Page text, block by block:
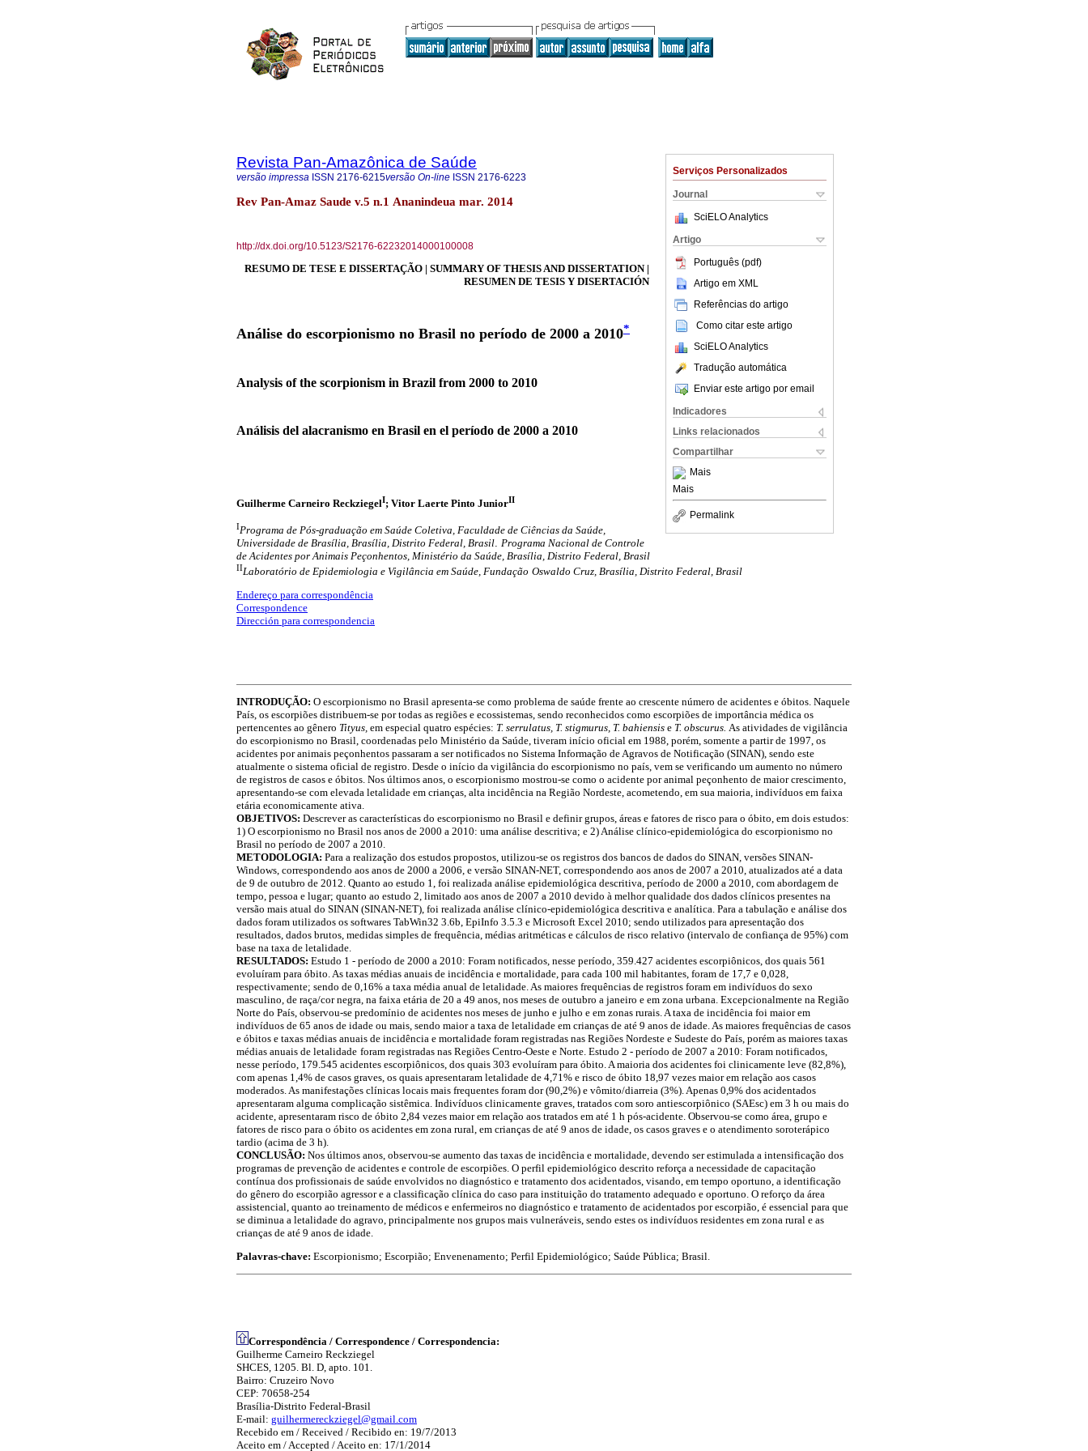
Serviços Personalizados
Journal
SciELO Analytics
Artigo
Português (pdf)
Artigo em XML
Referências do artigo
Como citar este artigo
SciELO Analytics
Tradução automática
Enviar este artigo por email
Indicadores
Links relacionados
Compartilhar
Mais
Mais
Permalink
Revista Pan-Amazônica de Saúde
versão impressa ISSN 2176-6215versão On-line ISSN 2176-6223
Rev Pan-Amaz Saude v.5 n.1 Ananindeua mar. 2014
http://dx.doi.org/10.5123/S2176-62232014000100008
RESUMO DE TESE E DISSERTAÇÃO | SUMMARY OF THESIS AND DISSERTATION |
RESUMEN DE TESIS Y DISERTACIÓN
Análise do escorpionismo no Brasil no período de 2000 a 2010*
Analysis of the scorpionism in Brazil from 2000 to 2010
Análisis del alacranismo en Brasil en el período de 2000 a 2010
Guilherme Carneiro ReckziegelI; Vitor Laerte Pinto JuniorII
IPrograma de Pós-graduação em Saúde Coletiva, Faculdade de Ciências da Saúde,
Universidade de Brasília, Brasília, Distrito Federal, Brasil Programa Nacional de Controle
de Acidentes por Animais Peçonhentos, Ministério da Saúde, Brasília, Distrito Federal, Brasil
IILaboratório de Epidemiologia e Vigilância em Saúde, Fundação Oswaldo Cruz, Brasília, Distrito Federal, Brasil
Endereço para correspondência
Correspondence
Dirección para correspondencia
INTRODUÇÃO: O escorpionismo no Brasil apresenta-se como problema de saúde frente ao crescente número de acidentes e óbitos. Naquele
País, os escorpiões distribuem-se por todas as regiões e ecossistemas, sendo reconhecidos como escorpiões de importância médica os
pertencentes ao gênero Tityus, em especial quatro espécies: T. serrulatus, T. stigmurus, T. bahiensis e T. obscurus. As atividades de vigilância
do escorpionismo no Brasil, coordenadas pelo Ministério da Saúde, tiveram início oficial em 1988, porém, somente a partir de 1997, os
acidentes por animais peçonhentos passaram a ser notificados no Sistema Informação de Agravos de Notificação (SINAN), sendo este
atualmente o sistema oficial de registro. Desde o início da vigilância do escorpionismo no país, vem se verificando um aumento no número
de registros de casos e óbitos. Nos últimos anos, o escorpionismo mostrou-se como o acidente por animal peçonhento de maior crescimento,
apresentando-se com elevada letalidade em crianças, alta incidência na Região Nordeste, acometendo, em sua maioria, indivíduos em faixa
etária economicamente ativa.
OBJETIVOS: Descrever as características do escorpionismo no Brasil e definir grupos, áreas e fatores de risco para o óbito, em dois estudos:
1) O escorpionismo no Brasil nos anos de 2000 a 2010: uma análise descritiva; e 2) Análise clínico-epidemiológica do escorpionismo no
Brasil no período de 2007 a 2010.
METODOLOGIA: Para a realização dos estudos propostos, utilizou-se os registros dos bancos de dados do SINAN, versões SINAN-
Windows, correspondendo aos anos de 2000 a 2006, e versão SINAN-NET, correspondendo aos anos de 2007 a 2010, atualizados até a data
de 9 de outubro de 2012. Quanto ao estudo 1, foi realizada análise epidemiológica descritiva, período de 2000 a 2010, com abordagem de
tempo, pessoa e lugar; quanto ao estudo 2, limitado aos anos de 2007 a 2010 devido à melhor qualidade dos dados clínicos presentes na
versão mais atual do SINAN (SINAN-NET), foi realizada análise clínico-epidemiológica descritiva e analítica. Para a tabulação e análise dos
dados foram utilizados os softwares TabWin32 3.6b, EpiInfo 3.5.3 e Microsoft Excel 2010; sendo utilizados para apresentação dos
resultados, dados brutos, medidas simples de frequência, médias aritméticas e cálculos de risco relativo (intervalo de confiança de 95%) com
base na taxa de letalidade.
RESULTADOS: Estudo 1 - período de 2000 a 2010: Foram notificados, nesse período, 359.427 acidentes escorpiônicos, dos quais 561
evoluíram para óbito. As taxas médias anuais de incidência e mortalidade, para cada 100 mil habitantes, foram de 17,7 e 0,028,
respectivamente; sendo de 0,16% a taxa média anual de letalidade. As maiores frequências de registros foram em indivíduos do sexo
masculino, de raça/cor negra, na faixa etária de 20 a 49 anos, nos meses de outubro a janeiro e em zona urbana. Excepcionalmente na Região
Norte do País, observou-se predomínio de acidentes nos meses de junho e julho e em zonas rurais. A taxa de incidência foi maior em
indivíduos de 65 anos de idade ou mais, sendo maior a taxa de letalidade em crianças de até 9 anos de idade. As maiores frequências de casos
e óbitos e taxas médias anuais de incidência e mortalidade foram registradas nas Regiões Nordeste e Sudeste do País, porém as maiores taxas
médias anuais de letalidade foram registradas nas Regiões Centro-Oeste e Norte. Estudo 2 - período de 2007 a 2010: Foram notificados,
nesse período, 179.545 acidentes escorpiônicos, dos quais 303 evoluíram para óbito. A maioria dos acidentes foi clinicamente leve (82,8%),
com apenas 1,4% de casos graves, os quais apresentaram letalidade de 4,71% e risco de óbito 18,97 vezes maior em relação aos casos
moderados. As manifestações clínicas locais mais frequentes foram dor (90,2%) e vômito/diarreia (3%). Apenas 0,9% dos acidentados
apresentaram alguma complicação sistêmica. Indivíduos clinicamente graves, tratados com soro antiescorpiônico (SAEsc) em 3 h ou mais do
acidente, apresentaram risco de óbito 2,84 vezes maior em relação aos tratados em até 1 h pós-acidente. Observou-se como área, grupo e
fatores de risco para o óbito os acidentes em zona rural, em crianças de até 9 anos de idade, os casos graves e o atendimento soroterápico
tardio (acima de 3 h).
CONCLUSÃO: Nos últimos anos, observou-se aumento das taxas de incidência e mortalidade, devendo ser estimulada a intensificação dos
programas de prevenção de acidentes e controle de escorpiões. O perfil epidemiológico descrito reforça a necessidade de capacitação
contínua dos profissionais de saúde envolvidos no diagnóstico e tratamento dos acidentados, visando, em tempo oportuno, a identificação
do gênero do escorpião agressor e a classificação clínica do caso para instituição do tratamento adequado e oportuno. O reforço da área
assistencial, quanto ao treinamento de médicos e enfermeiros no diagnóstico e tratamento de acidentados por escorpião, é essencial para que
se diminua a letalidade do agravo, principalmente nos grupos mais vulneráveis, sendo estes os indivíduos residentes em zona rural e as
crianças de até 9 anos de idade.
Palavras-chave: Escorpionismo; Escorpião; Envenenamento; Perfil Epidemiológico; Saúde Pública; Brasil.
Correspondência / Correspondence / Correspondencia:
Guilherme Carneiro Reckziegel
SHCES, 1205. Bl. D, apto. 101.
Bairro: Cruzeiro Novo
CEP: 70658-254
Brasília-Distrito Federal-Brasil
E-mail: guilhermereckziegel@gmail.com
Recebido em / Received / Recibido en: 19/7/2013
Aceito em / Accepted / Aceito en: 17/1/2014